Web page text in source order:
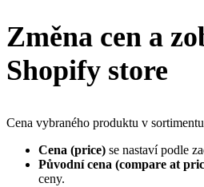
Změna cen a
Shopify store
Cena vybraného produktu v
Cena (price) se nastaví podle
Původní cena (compare at
ceny.